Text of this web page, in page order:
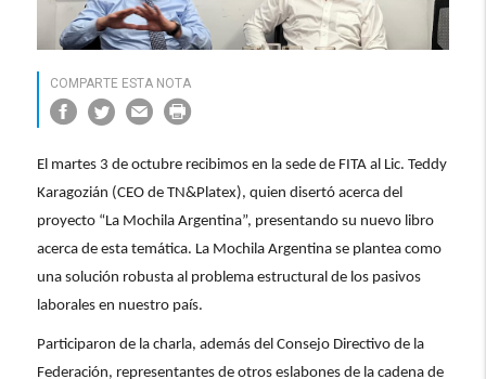
COMPARTE ESTA NOTA
El martes 3 de octubre recibimos en la sede de FITA al Lic. Teddy
Karagozián (CEO deTN&Platex), quien disertó acerca del
proyecto “La Mochila Argentina”, presentando su nuevo libro
acerca de esta temática. La Mochila Argentina se plantea como
una solución robusta al problema estructural de los pasivos
laborales en nuestro país.
Participaron de la charla, además del Consejo Directivo de la
Federación, representantes de otros eslabones de la cadena de